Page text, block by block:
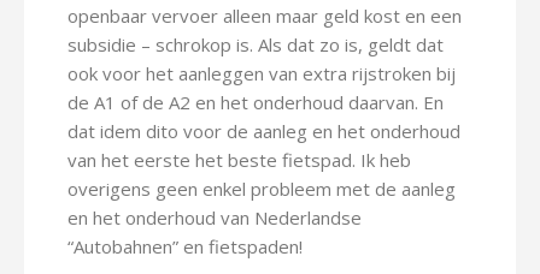
openbaar vervoer alleen maar geld kost en een
subsidie – schrokop is. Als dat zo is, geldt dat
ook voor het aanleggen van extra rijstroken bij
de A1 of de A2 en het onderhoud daarvan. En
dat idem dito voor de aanleg en het onderhoud
van het eerste het beste fietspad. Ik heb
overigens geen enkel probleem met de aanleg
en het onderhoud van Nederlandse
“Autobahnen” en fietspaden!